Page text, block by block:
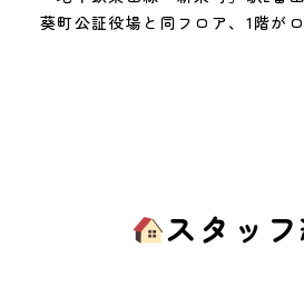
葵町公証役場と同フロア、1階が
スタッ